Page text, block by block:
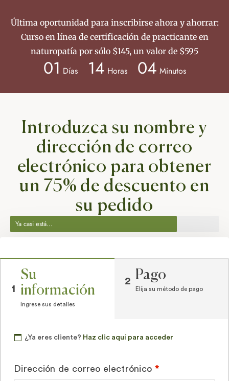
Última oportunidad para inscribirse ahora y ahorrar:
Curso en línea de certificación de practicante en
naturopatía por sólo $145, un valor de $595
01 Días 14 Horas 04 Minutos
Introduzca su nombre y
dirección de correo
electrónico para obtener
un 75% de descuento en
su pedido
Ya casi está...
1
Su
información
Ingrese sus detalles
2 Pago
Elija su método de pago
¿Ya eres cliente? Haz clic aquí para acceder
Dirección de correo electrónico *